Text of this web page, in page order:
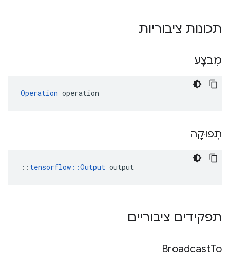
תכונות ציבוריות
מִבצָע
Operation operation
תְפוּקָה
:: tensorflow::Output output
תפקידים ציבוריים
BroadcastTo